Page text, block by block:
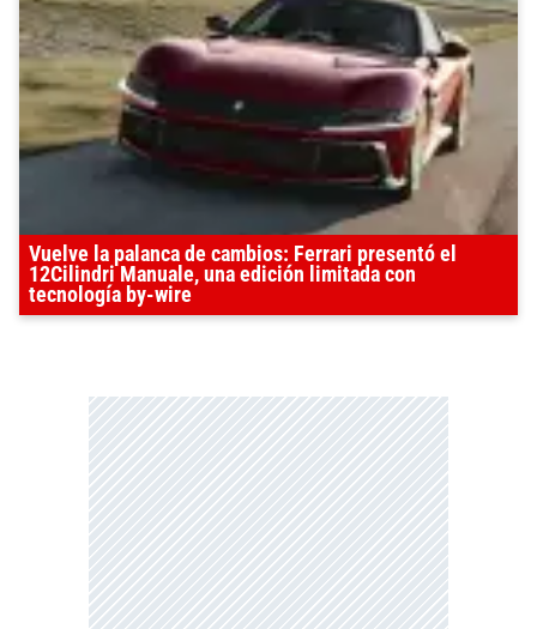
Vuelve la palanca de cambios: Ferrari presentó el
12Cilindri Manuale, una edición limitada con
tecnología by-wire